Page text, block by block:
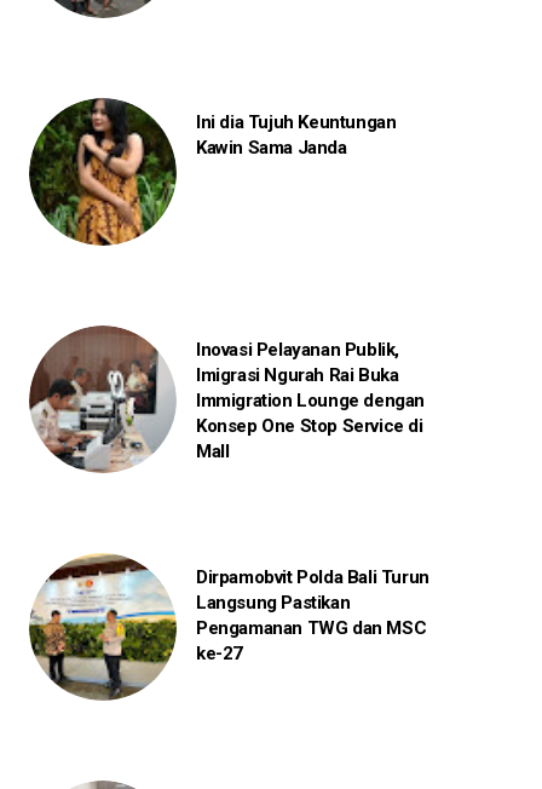
Ini dia Tujuh Keuntungan
Kawin Sama Janda
Inovasi Pelayanan Publik,
Imigrasi Ngurah Rai Buka
Immigration Lounge dengan
Konsep One Stop Service di
Mall
Dirpamobvit Polda Bali Turun
Langsung Pastikan
Pengamanan TWG dan MSC
ke-27